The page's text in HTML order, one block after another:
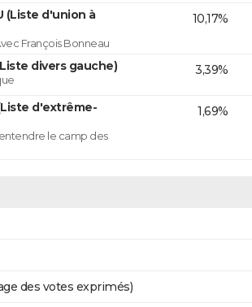
(Liste d'union à
François Bonneau
10,17%
divers gauche) 3,39%
d'extrême-
le camp des
1,69%
des votes exprimés)